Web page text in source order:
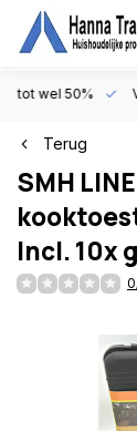
tot wel 50%
Terug
SMH
Incl. 10x